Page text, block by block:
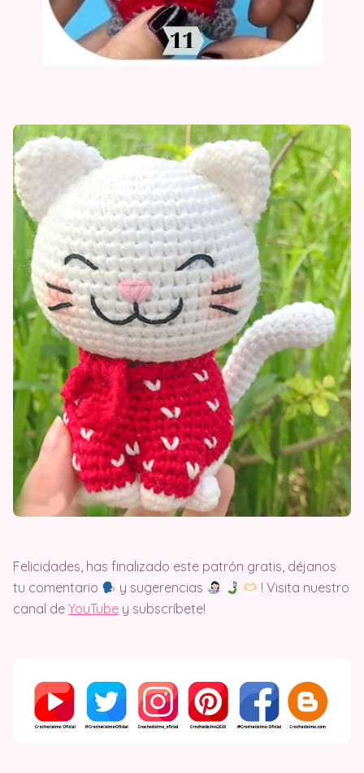
Felicidades, has finalizado este patrón gratis, déjanos
tu comentario
y sugerencias
! Visita nuestro
canal de YouTube y subscríbete!